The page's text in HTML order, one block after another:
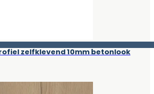
zelfklevend 10mm betonlook